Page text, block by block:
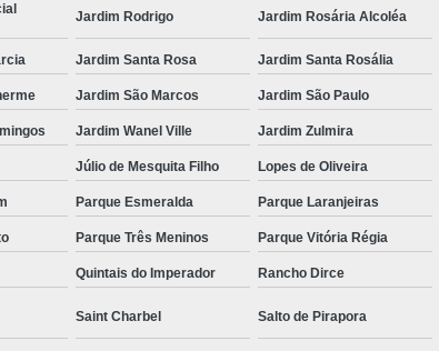
Jardim Rodrigo Jardim Rosária Alcoléa
Jardim Santa Rosa Jardim Santa Rosália
Jardim São Marcos Jardim São Paulo
Jardim Wanel Ville Jardim Zulmira
Júlio de Mesquita Filho Lopes de Oliveira
Parque Esmeralda Parque Laranjeiras
Parque Três Meninos Parque Vitória Régia
Quintais do Imperador Rancho Dirce
Saint Charbel Salto de Pirapora